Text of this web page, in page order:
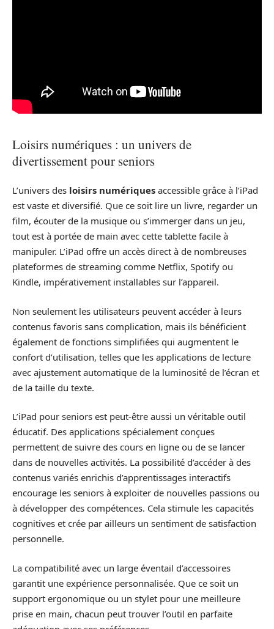
Loisirs numériques : un univers de
divertissement pour seniors
L’univers des loisirs numériques accessible grâce à l’iPad
est vaste et diversifié. Que ce soit lire un livre, regarder un
film, écouter de la musique ou s’immerger dans un jeu,
tout est à portée de main avec cette tablette facile à
manipuler. L’iPad offre un accès direct à de nombreuses
plateformes de streaming comme Netflix, Spotify ou
Kindle, impérativement installables sur l’appareil.
Non seulement les utilisateurs peuvent accéder à leurs
contenus favoris sans complication, mais ils bénéficient
également de fonctions simplifiées qui augmentent le
confort d’utilisation, telles que les applications de lecture
avec ajustement automatique de la luminosité de l’écran et
de la taille du texte.
L’iPad pour seniors est peut-être aussi un véritable outil
éducatif. Des applications spécialement conçues
permettent de suivre des cours en ligne ou de se lancer
dans de nouvelles activités. La possibilité d’accéder à des
contenus variés enrichis d’apprentissages interactifs
encourage les seniors à exploiter de nouvelles passions ou
à développer des compétences. Cela stimule les capacités
cognitives et crée par ailleurs un sentiment de satisfaction
personnelle.
La compatibilité avec un large éventail d’accessoires
garantit une expérience personnalisée. Que ce soit un
support ergonomique ou un stylet pour une meilleure
prise en main, chacun peut trouver l’outil en parfaite